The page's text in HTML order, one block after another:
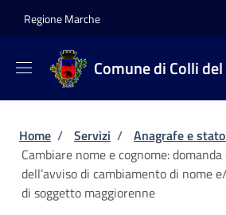
Regione Marche
Comune di Colli
Briciole di pane
Home / Servizi / Anagrafe e
Cambiare nome e cognome:
dell’avviso di cambiamento di nome
di soggetto maggiorenne